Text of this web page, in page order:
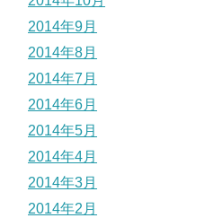
2014年9月
2014年8月
2014年7月
2014年6月
2014年5月
2014年4月
2014年3月
2014年2月